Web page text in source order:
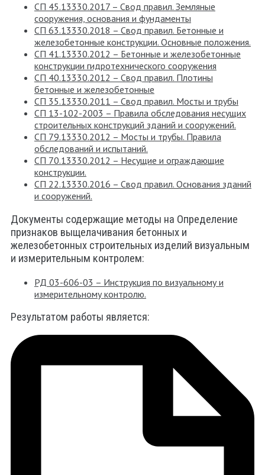
СП 45.13330.2017 – Свод правил. Земляные
сооружения, основания и фундаменты
СП 63.13330.2018 – Свод правил. Бетонные и
железобетонные конструкции. Основные положения.
СП 41.13330.2012 – Бетонные и железобетонные
конструкции гидротехнического сооружения
СП 40.13330.2012 – Свод правил. Плотины
бетонные и железобетонные
СП 35.13330.2011 – Свод правил. Мосты и трубы
СП 13-102-2003 – Правила обследования несущих
строительных конструкций зданий и сооружений.
СП 79.13330.2012 – Мосты и трубы. Правила
обследований и испытаний.
СП 70.13330.2012 – Несущие и ограждающие
конструкции.
СП 22.13330.2016 – Свод правил. Основания зданий
и сооружений.
Документы содержащие методы на Определение
признаков выщелачивания бетонных и
железобетонных строительных изделий визуальным
и измерительным контролем:
РД 03-606-03 – Инструкция по визуальному и
измерительному контролю.
Результатом работы является: